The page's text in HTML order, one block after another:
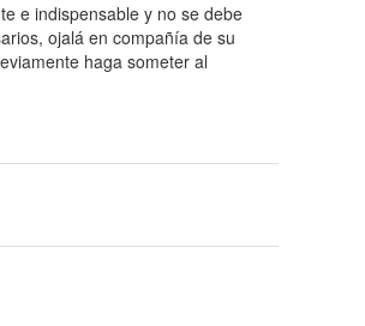
e indispensable y no se debe
ojalá en compañía de su
haga someter al